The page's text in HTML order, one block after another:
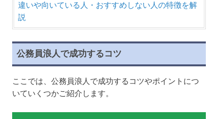
違いや向いている人・おすすめしない人の特徴を解
説
公務員浪人で成功するコツ
ここでは、公務員浪人で成功するコツやポイントにつ
いていくつかご紹介します。